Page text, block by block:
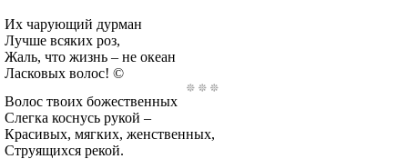
Их чарующий дурман
Лучше всяких роз,
Жаль, что жизнь – не океан
Ласковых волос! ©
Волос твоих божественных
Слегка коснусь рукой –
Красивых, мягких, женственных,
Струящихся рекой.